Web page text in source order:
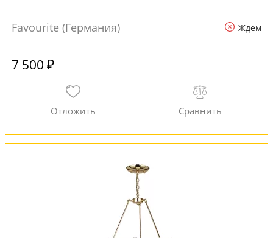
Favourite (Германия) Ждем
7 500 ₽